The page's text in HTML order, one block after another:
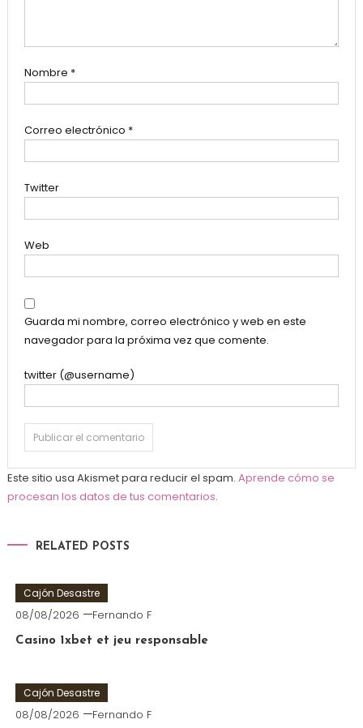
Nombre *
Correo electrónico *
Twitter
Web
Guarda mi nombre, correo electrónico y web en este
navegador para la próxima vez que comente.
twitter (@username)
Este sitio usa Akismet para reducir el spam. Aprende cómo se
procesan los datos de tus comentarios.
RELATED POSTS
Cajón Desastre
08/08/2026 Fernando F
Casino 1xbet et jeu responsable
Cajón Desastre
08/08/2026 Fernando F